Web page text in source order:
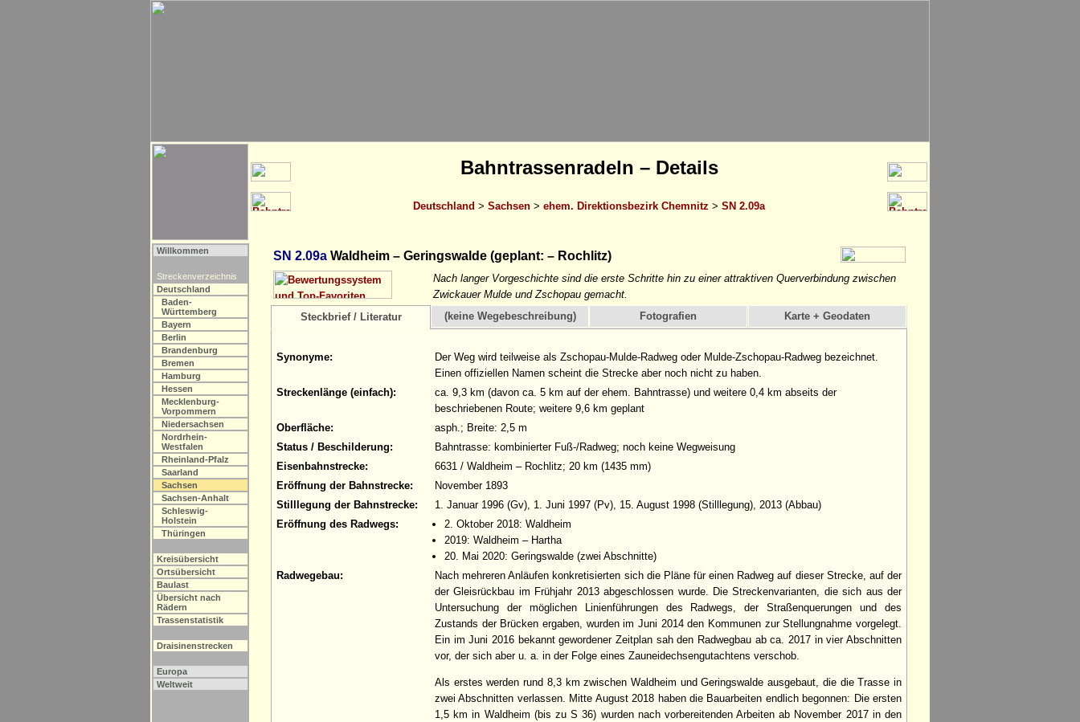
Bahntrassenradeln – Details
Deutschland > Sachsen > ehem. Direktionsbezirk Chemnitz > SN 2.09a
Willkommen
Streckenverzeichnis
Deutschland
Baden-
Württemberg
Bayern
Berlin
Brandenburg
Bremen
Hamburg
Hessen
Mecklenburg-
Vorpommern
Niedersachsen
Nordrhein-
Westfalen
Rheinland-Pfalz
Saarland
Sachsen
Sachsen-Anhalt
Schleswig-
Holstein
Thüringen
Kreisübersicht
Ortsübersicht
Baulast
Übersicht nach
Rädern
Trassenstatistik
Draisinenstrecken
Europa
Weltweit
SN 2.09a Waldheim – Geringswalde (geplant: – Rochlitz)
Nach langer Vorgeschichte sind die erste Schritte hin zu einer attraktiven Querverbindung zwischen
Zwickauer Mulde und Zschopau gemacht.
Steckbrief / Literatur
(keine Wegebeschreibung) Fotografien Karte + Geodaten
Synonyme:
Der Weg wird teilweise als Zschopau-Mulde-Radweg oder Mulde-Zschopau-Radweg bezeichnet.
Einen offiziellen Namen scheint die Strecke aber noch nicht zu haben.
Streckenlänge (einfach):
ca. 9,3 km (davon ca. 5 km auf der ehem. Bahntrasse) und weitere 0,4 km abseits der
beschriebenen Route; weitere 9,6 km geplant
Oberfläche:
asph.; Breite: 2,5 m
Status / Beschilderung:
Bahntrasse: kombinierter Fuß-/Radweg; noch keine Wegweisung
Eisenbahnstrecke:
6631 / Waldheim – Rochlitz; 20 km (1435 mm)
Eröffnung der Bahnstrecke:
November 1893
Stilllegung der Bahnstrecke:
1. Januar 1996 (Gv), 1. Juni 1997 (Pv), 15. August 1998 (Stilllegung), 2013 (Abbau)
Eröffnung des Radwegs:
2. Oktober 2018: Waldheim
2019: Waldheim – Hartha
20. Mai 2020: Geringswalde (zwei Abschnitte)
Radwegebau:
Nach mehreren Anläufen konkretisierten sich die Pläne für einen Radweg auf dieser Strecke, auf der
der Gleisrückbau im Frühjahr 2013 abgeschlossen wurde. Die Streckenvarianten, die sich aus der
Untersuchung der möglichen Linienführungen des Radwegs, der Straßenquerungen und des
Zustands der Brücken ergaben, wurden im Juni 2014 den Kommunen zur Stellungnahme vorgelegt.
Ein im Juni 2016 bekannt gewordener Zeitplan sah den Radwegbau ab ca. 2017 in vier Abschnitten
vor, der sich aber u. a. in der Folge eines Zauneidechsengutachtens verschob.
Als erstes werden rund 8,3 km zwischen Waldheim und Geringswalde ausgebaut, die die Trasse in
zwei Abschnitten verlassen. Mitte August 2018 haben die Bauarbeiten endlich begonnen: Die ersten
1,5 km in Waldheim (bis zu S 36) wurden nach vorbereitenden Arbeiten ab November 2017 in den